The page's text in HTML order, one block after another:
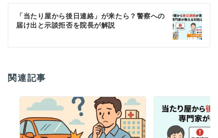
ン
「当たり屋から後日連絡」が来たら？警察への
届け出と示談拒否を院長が解説
関連記事